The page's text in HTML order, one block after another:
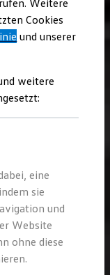
Weitere
Cookies
und unserer
weitere
eine
sie
und
Website
ohne diese